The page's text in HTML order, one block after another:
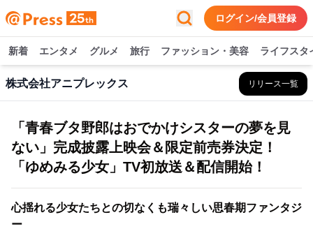
ログイン/会員登録
新着 エンタメ グルメ 旅行 ファッション・美容 ライフスタ
株式会社アニプレックス リリース一覧
「青春ブタ野郎はおでかけシスターの夢を見
ない」完成披露上映会＆限定前売券決定！
「ゆめみる少女」TV初放送＆配信開始！
心揺れる少女たちとの切なくも瑞々しい思春期ファンタジ
ー